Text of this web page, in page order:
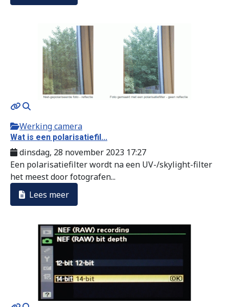
Werking camera
Wat is een polarisatiefil...
dinsdag, 28 november 2023 17:27
Een polarisatiefilter wordt na een UV-/skylight-filter
het meest door fotografen...
Lees meer